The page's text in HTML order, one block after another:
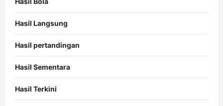
Hasil Langsung
Hasil pertandingan
Hasil Sementara
Hasil Terkini